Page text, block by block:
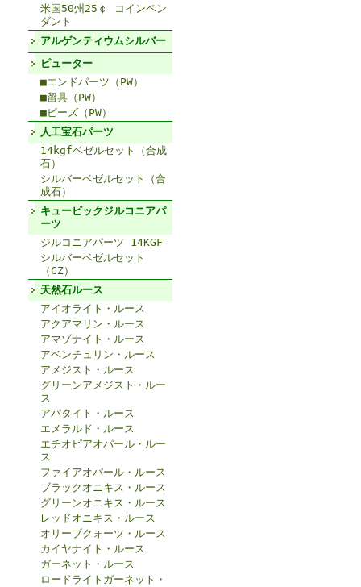
米国50州25￠ コインペン
ダント
アルゲンティウムシルバー
ピューター
■エンドパーツ（PW）
■留具（PW）
■ビーズ（PW）
人工宝石パーツ
14kgfベゼルセット（合成
石）
シルバーベゼルセット（合
成石）
キュービックジルコニアパ
ーツ
ジルコニアパーツ 14KGF
シルバーベゼルセット
（CZ）
天然石ルース
アイオライト・ルース
アクアマリン・ルース
アマゾナイト・ルース
アベンチュリン・ルース
アメジスト・ルース
グリーンアメジスト・ルー
ス
アパタイト・ルース
エメラルド・ルース
エチオピアオパール・ルー
ス
ファイアオパール・ルース
ブラックオニキス・ルース
グリーンオニキス・ルース
レッドオニキス・ルース
オリーブクォーツ・ルース
カイヤナイト・ルース
ガーネット・ルース
ロードライトガーネット・